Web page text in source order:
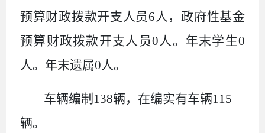
预算财政拨款开支人员6人，政府性基金
预算财政拨款开支人员0人。年末学生0
人。年末遗属0人。
车辆编制138辆，在编实有车辆115
辆。